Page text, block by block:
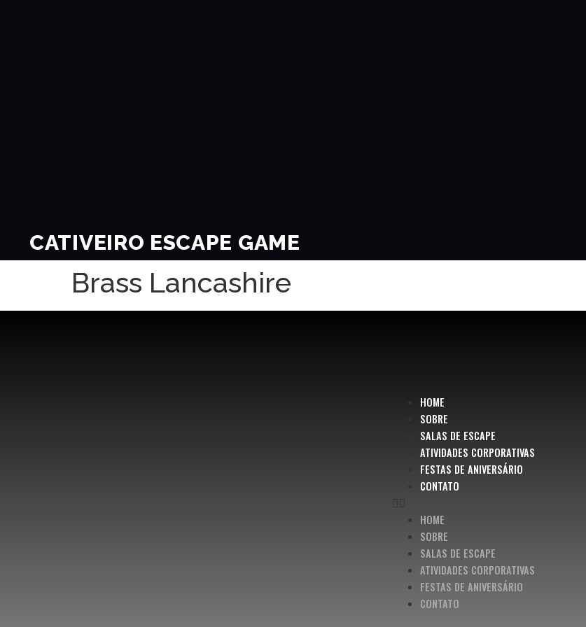
CATIVEIRO ESCAPE GAME
Brass Lancashire
HOME
SOBRE
SALAS DE ESCAPE
ATIVIDADES CORPORATIVAS
FESTAS DE ANIVERSÁRIO
CONTATO
HOME
SOBRE
SALAS DE ESCAPE
ATIVIDADES CORPORATIVAS
FESTAS DE ANIVERSÁRIO
CONTATO